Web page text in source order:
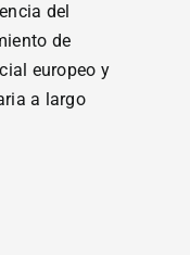
del
de
europeo y
a largo